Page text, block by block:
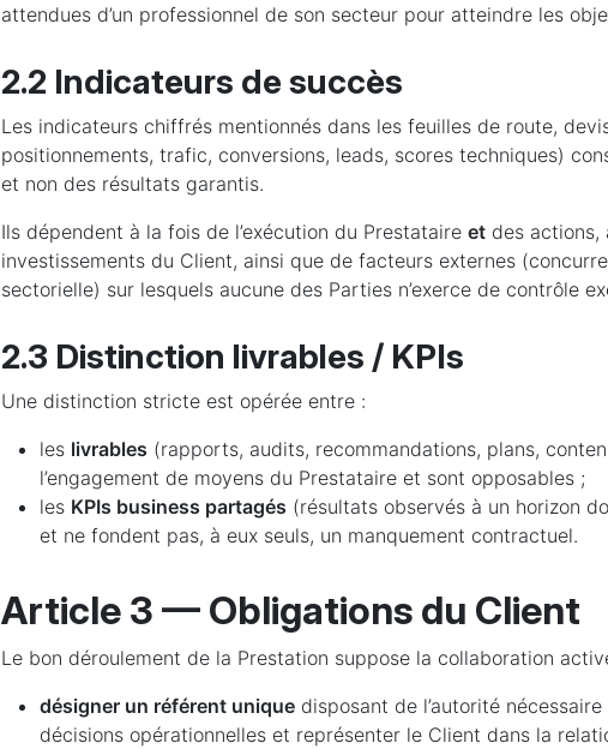
attendues d’un professionnel de son secteur pour atteindre les
2.2 Indicateurs de succès
Les indicateurs chiffrés mentionnés dans les feuilles de route,
positionnements, trafic, conversions, leads, scores techniques)
et non des résultats garantis.
Ils dépendent à la fois de l’exécution du Prestataire et des
investissements du Client, ainsi que de facteurs externes
sectorielle) sur lesquels aucune des Parties n’exerce de contrôle
2.3 Distinction livrables / KPIs
Une distinction stricte est opérée entre :
les livrables (rapports, audits, recommandations, plans,
l’engagement de moyens du Prestataire et sont opposables ;
les KPIs business partagés (résultats observés à un horizon
et ne fondent pas, à eux seuls, un manquement contractuel.
Article 3 — Obligations du Client
Le bon déroulement de la Prestation suppose la collaboration
désigner un référent unique disposant de l’autorité
décisions opérationnelles et représenter le Client dans la